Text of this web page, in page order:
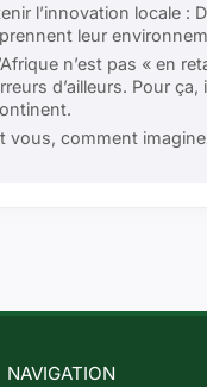
l’innovation locale :
leur
n’est pas « en
d’ailleurs. Pour
vous, comment
NAVIGATION